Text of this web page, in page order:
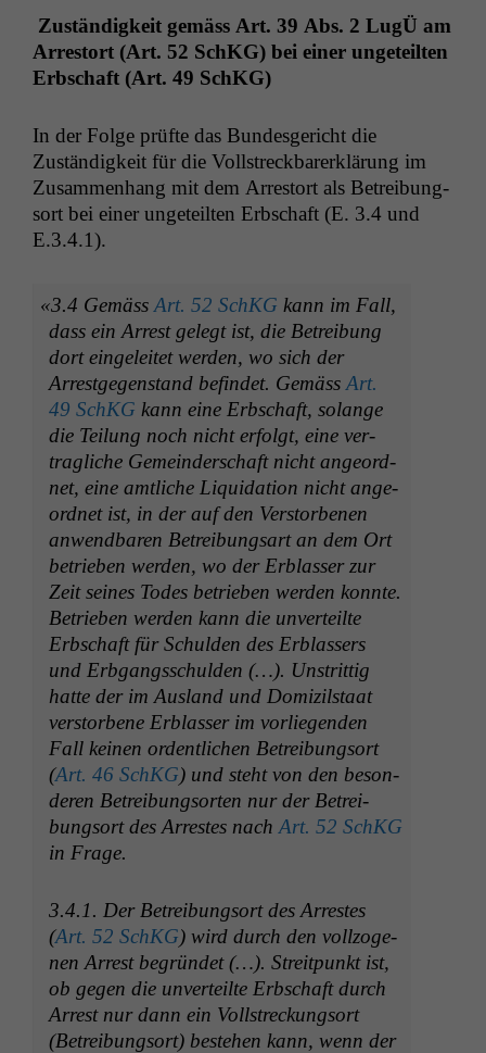
Zuständigkeit gemäss Art. 39 Abs. 2 LugÜ am
Arrestort (Art. 52 SchKG) bei ein­er ungeteil­ten
Erb­schaft (Art. 49 SchKG)
In der Folge prüfte das Bun­des­gericht die
Zuständigkeit für die Voll­streck­bar­erk­lärung im
Zusam­men­hang mit dem Arrestort als Betrei­bung­
sort bei ein­er ungeteil­ten Erb­schaft (E. 3.4 und
E.3.4.1).
«3.4 GemässArt. 52 SchKG kann im Fall,
dass ein Arrest gelegt ist, die Betrei­bung
dort ein­geleit­et wer­den, wo sich der
Arrest­ge­gen­stand befind­et. Gemäss Art.
49 SchKG kann eine Erb­schaft, solange
die Teilung noch nicht erfol­gt, eine ver­
tragliche Gemein­der­schaft nicht ange­ord­
net, eine amtliche Liq­ui­da­tion nicht ange­
ord­net ist, in der auf den Ver­stor­be­nen
anwend­baren Betrei­bungsart an dem Ort
betrieben wer­den, wo der Erblass­er zur
Zeit seines Todes betrieben wer­den kon­nte.
Betrieben wer­den kann die unverteilte
Erb­schaft für Schulden des Erblassers
und Erb­gangss­chulden (…). Unstrit­tig
hat­te der im Aus­land und Dom­izil­staat
ver­stor­bene Erblass­er im vor­liegen­den
Fall keinen ordentlichen Betrei­bung­sort
(Art. 46 SchKG) und ste­ht von den beson­
deren Betrei­bung­sorten nur der Betrei­
bung­sort des Arrestes nach Art. 52 SchKG
in Frage.
3.4.1. Der Betrei­bung­sort des Arrestes
(Art. 52 SchKG) wird durch den vol­l­zo­ge­
nen Arrest begrün­det (…). Stre­it­punkt ist,
ob gegen die unverteilte Erb­schaft durch
Arrest nur dann ein Voll­streck­ung­sort
(Betrei­bung­sort) beste­hen kann, wenn der
Notwendige
Cookies
Diese
optional, es
braucht sie,
damit die
Website
korrekt
angezeigt
werden kann.